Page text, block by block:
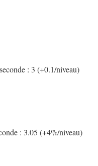
: 3 (+0.1/niveau)
: 3.05 (+4%/niveau)